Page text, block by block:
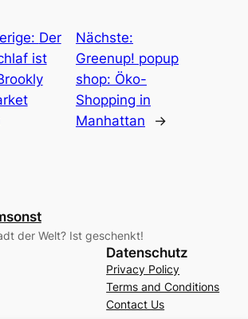
Der
ist
Nächste:
Greenup! popup
shop: Öko-
Shopping in
Manhattan
→
der Welt? Ist geschenkt!
Datenschutz
Privacy Policy
Terms and Conditions
Contact Us